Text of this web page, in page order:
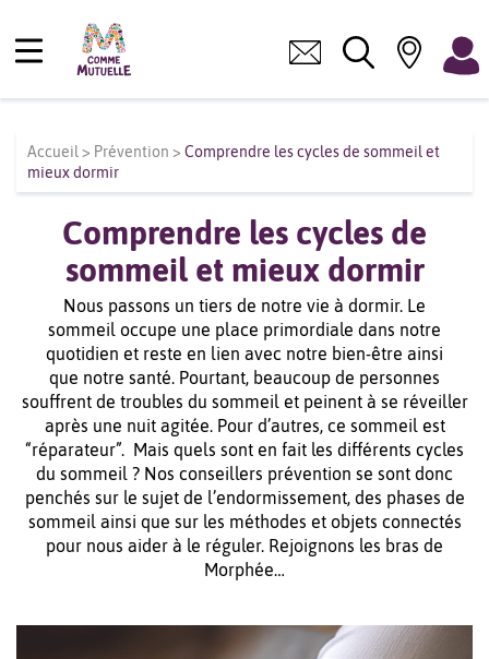
Accueil > Prévention > Comprendre les cycles de sommeil et
mieux dormir
Comprendre les cycles de
sommeil et mieux dormir
Nous passons un tiers de notre vie à dormir. Le
sommeil occupe une place primordiale dans notre
quotidien et reste en lien avec notre bien-être ainsi
que notre santé. Pourtant, beaucoup de personnes
souffrent de troubles du sommeil et peinent à se réveiller
après une nuit agitée. Pour d’autres, ce sommeil est
“réparateur”. Mais quels sont en fait les différents cycles
du sommeil ? Nos conseillers prévention se sont donc
penchés sur le sujet de l’endormissement, des phases de
sommeil ainsi que sur les méthodes et objets connectés
pour nous aider à le réguler. Rejoignons les bras de
Morphée…